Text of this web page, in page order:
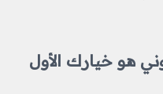
هو خيارك الأول